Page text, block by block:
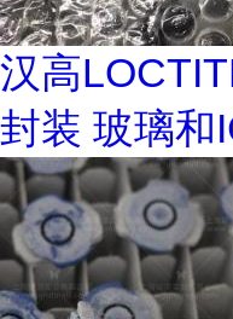
汉高
封装 玻璃和